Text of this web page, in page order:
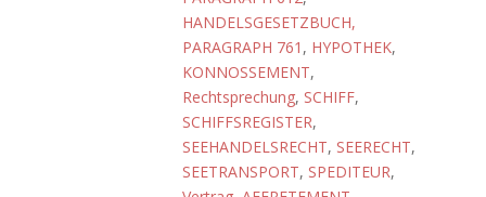
HANDELSGESETZBUCH,
PARAGRAPH 761 , HYPOTHEK,
KONNOSSEMENT,
Rechtsprechung, SCHIFF,
SCHIFFSREGISTER,
SEEHANDELSRECHT, SEERECHT,
SEETRANSPORT, SPEDITEUR,